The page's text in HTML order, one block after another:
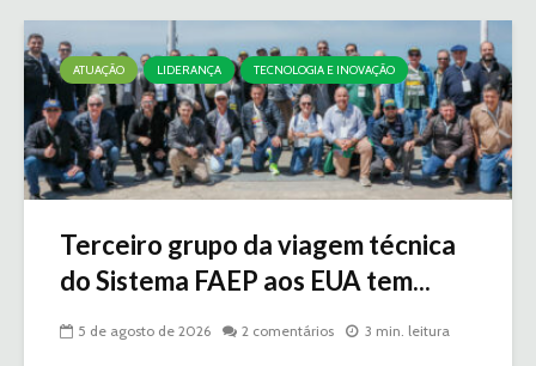
ATUAÇÃO LIDERANÇA TECNOLOGIA E INOVAÇÃO
Terceiro grupo da viagem técnica
do Sistema FAEP aos EUA tem...
5 de agosto de 2026 2 comentários 3 min. leitura